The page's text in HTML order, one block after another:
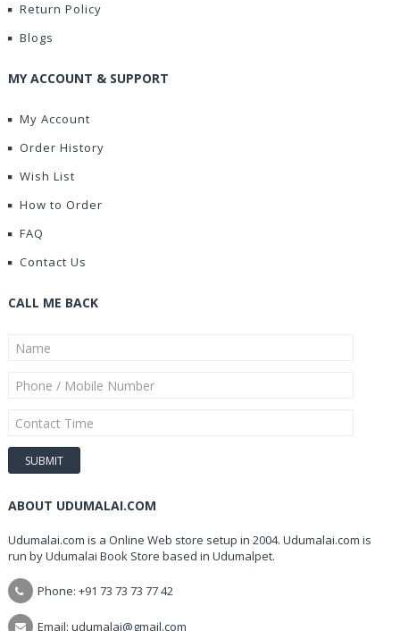
Return Policy
Blogs
MY ACCOUNT & SUPPORT
My Account
Order History
Wish List
How to Order
FAQ
Contact Us
CALL ME BACK
ABOUT UDUMALAI.COM
Udumalai.com is a Online Web store setup in 2004. Udumalai.com is
run by Udumalai Book Store based in Udumalpet.
Phone: +91 73 73 73 77 42
Email: udumalai@gmail.com